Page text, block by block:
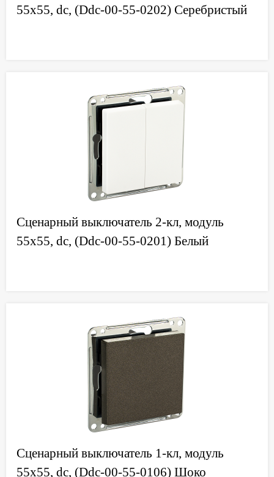
55х55, dc, (Ddc-00-55-0202) Серебристый
Сценарный выключатель 2-кл, модуль
55х55, dc, (Ddc-00-55-0201) Белый
Сценарный выключатель 1-кл, модуль
55х55, dc, (Ddc-00-55-0106) Шоко